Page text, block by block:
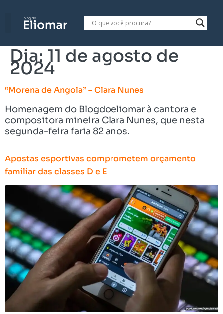
Dia: 11 de agosto de
2024
“Morena de Angola” – Clara Nunes
Homenagem do Blogdoeliomar à cantora e
compositora mineira Clara Nunes, que nesta
segunda-feira faria 82 anos.
Apostas esportivas comprometem orçamento
familiar das classes D e E